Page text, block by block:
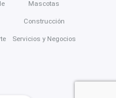
Mascotas
Construcción
Servicios y Negocios